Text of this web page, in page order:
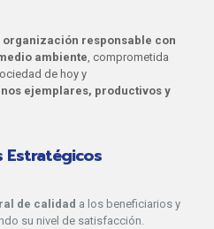
organización responsable con
ambiente, comprometida
de hoy y
ejemplares, productivos y
Estratégicos
de calidad a los beneficiarios y
su nivel de satisfacción.